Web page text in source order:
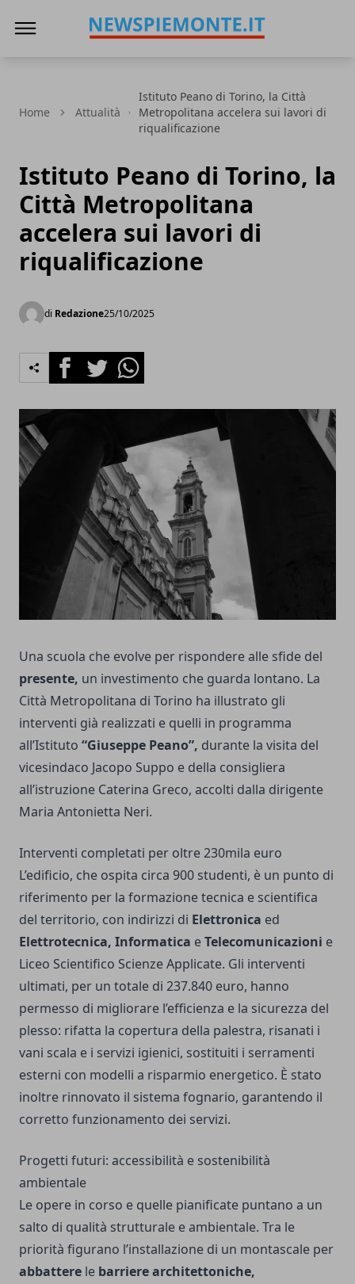
Home Attualità
Istituto Peano di Torino, la Città
Metropolitana accelera sui lavori di
riqualificazione
Istituto Peano di Torino, la
Città Metropolitana
accelera sui lavori di
riqualificazione
di Redazione25/10/2025
FacebookTwitterWhatsapp
Una scuola che evolve per rispondere alle sfide del
presente, un investimento che guarda lontano. La
Città Metropolitana di Torino ha illustrato gli
interventi già realizzati e quelli in programma
all’Istituto “Giuseppe Peano”, durante la visita del
vicesindaco Jacopo Suppo e della consigliera
all’istruzione Caterina Greco, accolti dalla dirigente
Maria Antonietta Neri.
Interventi completati per oltre 230mila euro
L’edificio, che ospita circa 900 studenti, è un punto di
riferimento per la formazione tecnica e scientifica
del territorio, con indirizzi di Elettronica ed
Elettrotecnica, Informatica eTelecomunicazioni e
Liceo Scientifico Scienze Applicate. Gli interventi
ultimati, per un totale di 237.840 euro, hanno
permesso di migliorare l’efficienza e la sicurezza del
plesso: rifatta la copertura della palestra, risanati i
vani scala e i servizi igienici, sostituiti i serramenti
esterni con modelli a risparmio energetico. È stato
inoltre rinnovato il sistema fognario, garantendo il
corretto funzionamento dei servizi.
Progetti futuri: accessibilità e sostenibilità
ambientale
Le opere in corso e quelle pianificate puntano a un
salto di qualità strutturale e ambientale. Tra le
priorità figurano l’installazione di un montascale per
abbattere le barriere architettoniche,